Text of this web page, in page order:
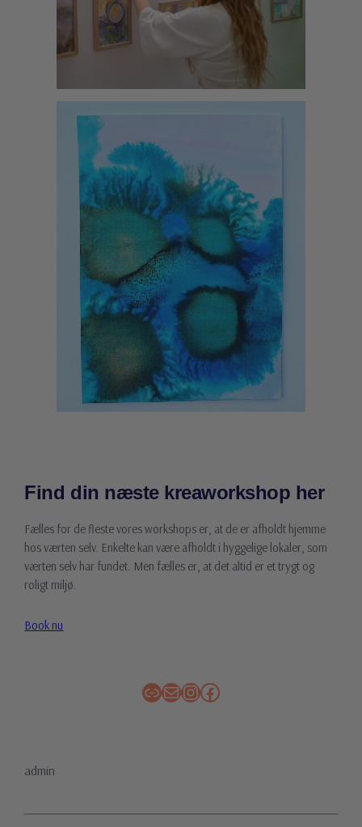
Find din næste kreaworkshop her
Fælles for de fleste vores workshops er, at de er afholdt hjemme
hos værten selv. Enkelte kan være afholdt i hyggelige lokaler, som
værten selv har fundet. Men fælles er, at det altid er et trygt og
roligt miljø.
Book nu
LinkMailInstagram
Facebook
admin